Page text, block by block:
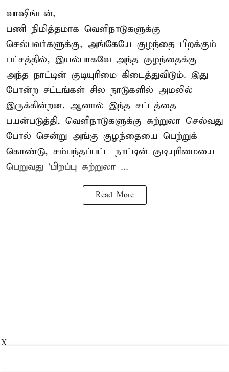
வாஷிங்டன்,
பணி நிமித்தமாக வெளிநாடுகளுக்கு
செல்பவர்களுக்கு, அங்கேயே குழந்தை பிறக்கும்
பட்சத்தில், இயல்பாகவே அந்த குழந்தைக்கு
அந்த நாட்டின் குடியுரிமை கிடைத்துவிடும். இது
போன்ற சட்டங்கள் சில நாடுகளில் அமலில்
இருக்கின்றன. ஆனால் இந்த சட்டத்தை
பயன்படுத்தி, வெளிநாடுகளுக்கு சுற்றுலா செல்வது
போல் சென்று அங்கு குழந்தையை பெற்றுக்
கொண்டு, சம்பந்தப்பட்ட நாட்டின் குடியுரிமையை
பெறுவது ‘பிறப்பு சுற்றுலா ...
Read More
X